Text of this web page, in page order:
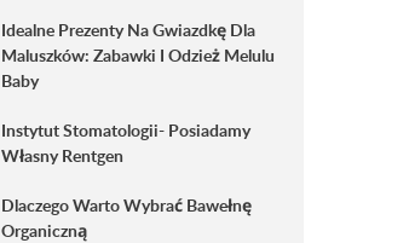
Idealne Prezenty Na Gwiazdkę Dla
Maluszków: Zabawki I Odzież Melulu
Baby
Instytut Stomatologii- Posiadamy
Własny Rentgen
Dlaczego Warto Wybrać Bawełnę
Organiczną